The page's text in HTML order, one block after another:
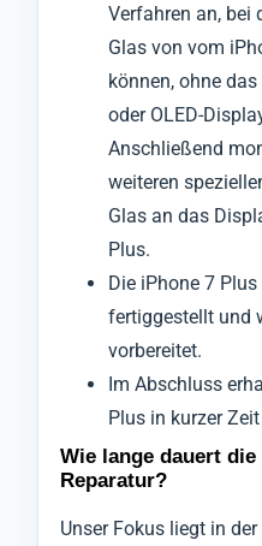
Verfahren an, bei
Glas von vom
können, ohne
oder OLED-
Anschließend
weiteren
Glas an das
Plus.
Die iPhone 7
fertiggestellt und
vorbereitet.
Im Abschluss
Plus in kurzer
Wie lange dauert
Reparatur?
Unser Fokus liegt in